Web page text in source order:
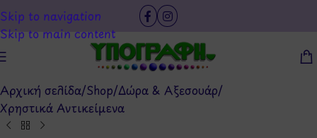
Skip to navigation
Skip to main content
Αρχική σελίδα/Shop/Δώρα & Αξεσουάρ/
Χρηστικά Αντικείμενα